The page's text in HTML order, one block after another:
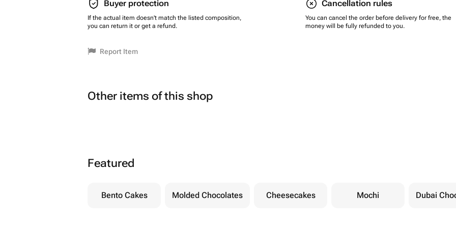
Buyer protection
If the actual item doesn't match the listed composition,
you can return it or get a refund.
Cancellation rules
You can cancel the order before delivery for free, the
money will be fully refunded to you.
Report Item
Other items of this shop
Featured
Bento Cakes Molded Chocolates Cheesecakes Mochi Dubai